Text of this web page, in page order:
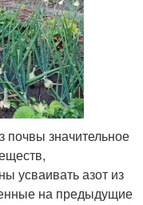
почвы значительное
усваивать азот из
на предыдущие